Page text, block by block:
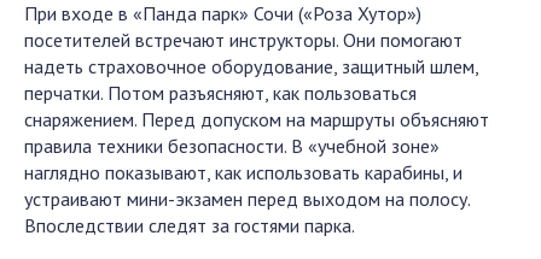
При входе в «Панда парк» Сочи («Роза Хутор»)
посетителей встречают инструкторы. Они помогают
надеть страховочное оборудование, защитный шлем,
перчатки. Потом разъясняют, как пользоваться
снаряжением. Перед допуском на маршруты объясняют
правила техники безопасности. В «учебной зоне»
наглядно показывают, как использовать карабины, и
устраивают мини-экзамен перед выходом на полосу.
Впоследствии следят за гостями парка.